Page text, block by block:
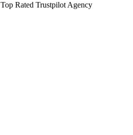
Top Rated Trustpilot Agency